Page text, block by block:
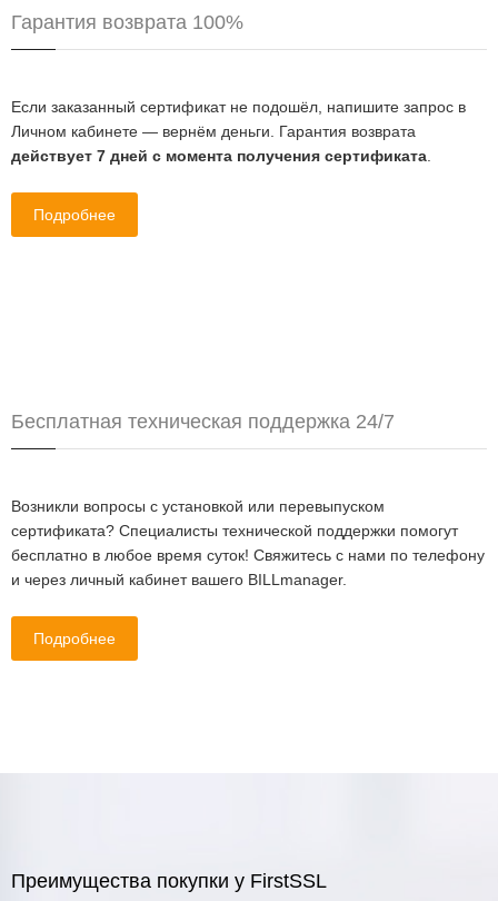
Гарантия возврата 100%
Если заказанный сертификат не подошёл, напишите запрос в
Личном кабинете — вернём деньги. Гарантия возврата
действует 7 дней с момента получения сертификата
Подробнее
Бесплатная техническая поддержка 24/7
Возникли вопросы с установкой или перевыпуском
сертификата? Специалисты технической поддержки помогут
бесплатно в любое время суток! Свяжитесь с нами по телефону
и через личный кабинет вашего BILLmanager.
Подробнее
Преимущества покупки у FirstSSL